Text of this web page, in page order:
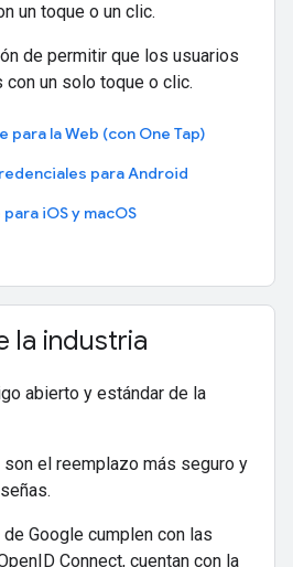
un toque o un clic.
de permitir que los usuarios
con un solo toque o clic.
la Web (con One Tap)
para Android
iOS y macOS
la industria
abierto y estándar de la
el reemplazo más seguro y
Google cumplen con las
Connect, cuentan con la